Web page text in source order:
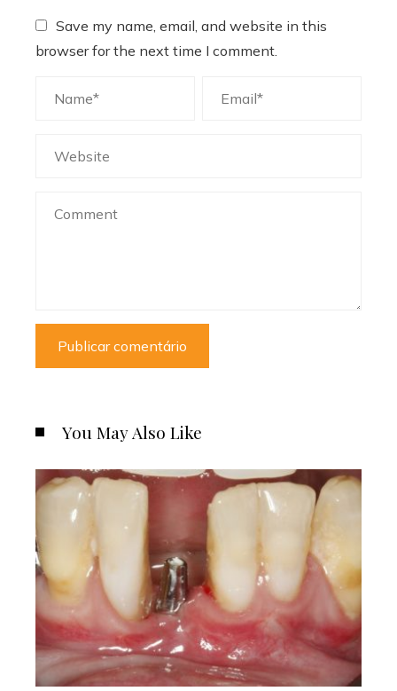
Save my name, email, and website in this
browser for the next time I comment.
You May Also Like